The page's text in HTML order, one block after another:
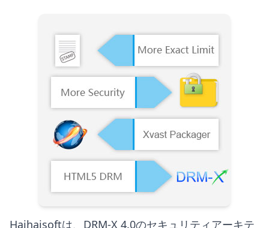
Haihaisoftは、DRM-X 4.0のセキュリティアーキテ